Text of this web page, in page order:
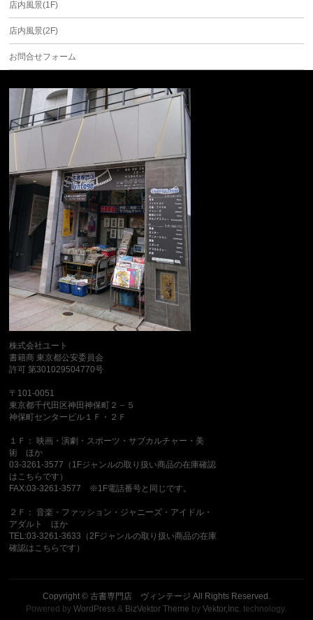
店内風景(1F)
店内風景(2F)
お問合せフォーム
株式会社ユート
書籍商 東京都公安委員会
許可 第301029504770号
〒101-0051
東京都千代田区神田神保町２－５
神保町センタービル１Ｆ・２Ｆ
１Ｆ： 映画・演劇・スポーツ・サブカルチャー・美
術 ほか
03-3261-3577（1Fジャンルの取り扱い商品の在庫確認
はこちらです）
FAX:03-3261-3577 ※1F電話番号と同じです。
２Ｆ： 音楽・ファッション・ジャニーズ・アイドル・
アダルト ほか
TEL:03-3261-3633（2Fジャンルの取り扱い商品の在庫
確認はこちらです）
Copyright © 古書専門店 ヴィンテージ All Rights Reserved.
Powered byWordPress & BizVektor Theme byVektor,Inc. technology.